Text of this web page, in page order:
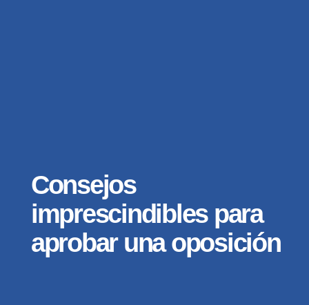
Consejos
imprescindibles para
aprobar una oposición